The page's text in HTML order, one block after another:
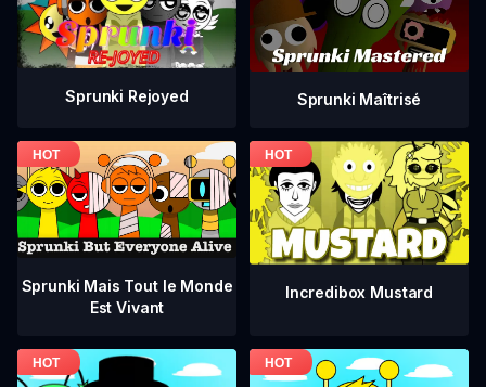
Sprunki Rejoyed Sprunki Maîtrisé
Sprunki Mais Tout le Monde
Est Vivant
Incredibox Mustard